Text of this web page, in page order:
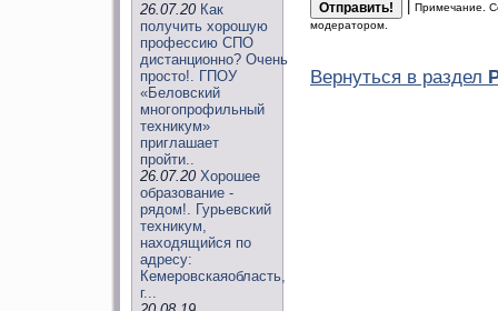
26.07.20 Как
получить хорошую
профессию СПО
дистанционно? Очень
просто!. ГПОУ
«Беловский
многопрофильный
техникум»
приглашает
пройти..
26.07.20 Хорошее
образование -
рядом!. Гурьевский
техникум,
находящийся по
адресу:
Кемеровскаяобласть,
г...
Примечание.
модератором.
Вернуться в раздел